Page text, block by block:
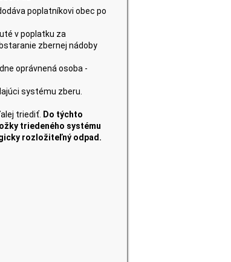
poplatníkovi obec po
v poplatku za
zbernej nádoby
oprávnená osoba -
systému zberu.
triediť. Do týchto
triedeného systému
rozložiteľný odpad.